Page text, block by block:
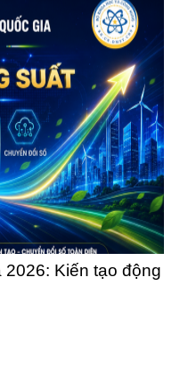
2026: Kiến tạo động